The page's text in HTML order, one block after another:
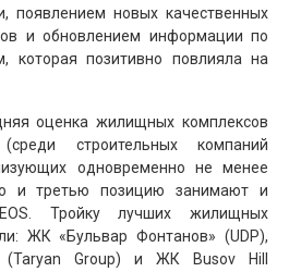
появлением новых качественных
и обновлением информации по
которая позитивно повлияла на
оценка жилищных комплексов
строительных компаний
одновременно не менее
и третью позицию занимают и
Тройку лучших жилищных
ЖК «Бульвар Фонтанов» (UDP),
Group) и ЖК Busov Hill